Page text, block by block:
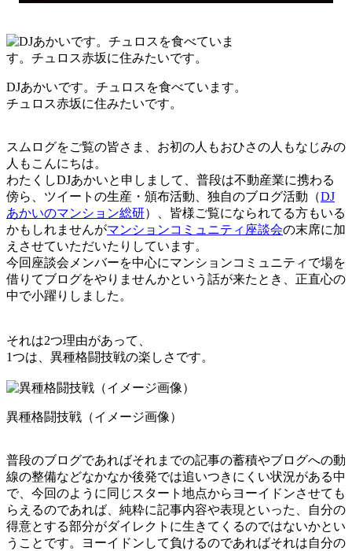
DJあかいです。チュロスを食べています。
チュロス赤坂に住みたいです。
スムログをご覧の皆さま、お初の人もおひさの人もなじみの
人もこんにちは。
わたくしDJあかいと申しまして、普段は不動産業に携わる
傍ら、ツイートの生産・頒布活動、独自のブログ活動（DJ
あかいのマンション総研）、皆様ご覧になられてる方もいる
かもしれませんがマンションコミュニティ座談会の末席に加
えさせていただいたりしています。
今回座談会メンバーを中心にマンションコミュニティで場を
借りてブログをやりませんかという話が来たとき、正直心の
中で小躍りしました。
それは2つ理由があって、
1つは、異種格闘技戦の楽しさです。
異種格闘技戦（イメージ画像）
普段のブログであればそれまでの記事の蓄積やブログへの動
線の整備などなかなか後発では追いつきにくい状況がある中
で、今回のように同じスタート地点からヨーイドンさせても
らえるのであれば、純粋に記事内容や表現といった、自分の
得意とする部分がダイレクトに生きてくるのではないかとい
うことです。ヨーイドンして負けるのであればそれは自分の